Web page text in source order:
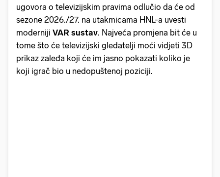
ugovora o televizijskim pravima odlučio da će od
sezone 2026./27. na utakmicama HNL-a uvesti
moderniji VAR sustav. Najveća promjena bit će u
tome što će televizijski gledatelji moći vidjeti 3D
prikaz zaleđa koji će im jasno pokazati koliko je
koji igrač bio u nedopuštenoj poziciji.